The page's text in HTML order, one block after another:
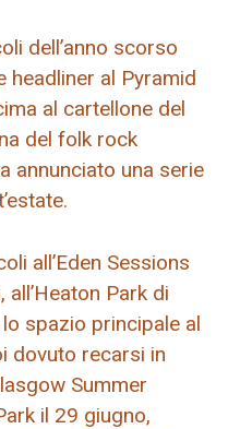
dell’anno scorso
headliner al Pyramid
al cartellone del
del folk rock
annunciato una serie
all’Eden Sessions
Park di
spazio principale al
dovuto recarsi in
Summer
il 29 giugno,